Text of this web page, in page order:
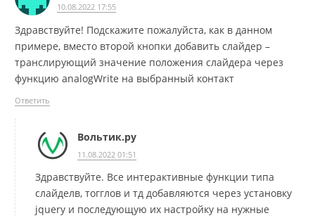
10.08.2022 17:55
Здравствуйте! Подскажите пожалуйста, как в данном
примере, вместо второй кнопки добавить слайдер –
транслирующий значение положения слайдера через
функцию analogWrite на выбранный контакт
Ответить
Вольтик.ру
11.08.2022 01:51
Здравствуйте. Все интерактивные функции типа
слайделв, тогглов и тд добавляются через установку
jquery и последующую их настройку на нужные